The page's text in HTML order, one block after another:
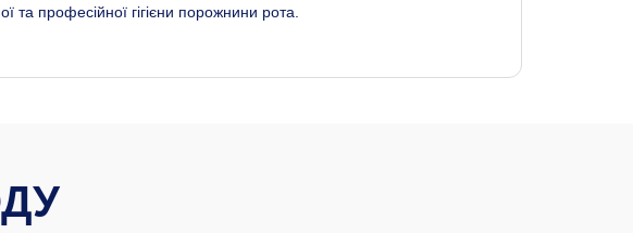
та професійної гігієни порожнини рота.